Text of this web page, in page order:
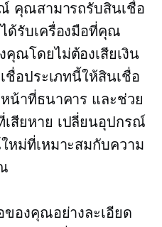
คุณสามารถรับสินเชื่อ
ด้รับเครื่องมือที่คุณ
ณโดยไม่ต้องเสียเงิน
ชื่อประเภทนี้ให้สินเชื่อ
น้าที่ธนาคาร และช่วย
สียหาย เปลี่ยนอุปกรณ์
ม่ที่เหมาะสมกับความ
ของคุณอย่างละเอียด